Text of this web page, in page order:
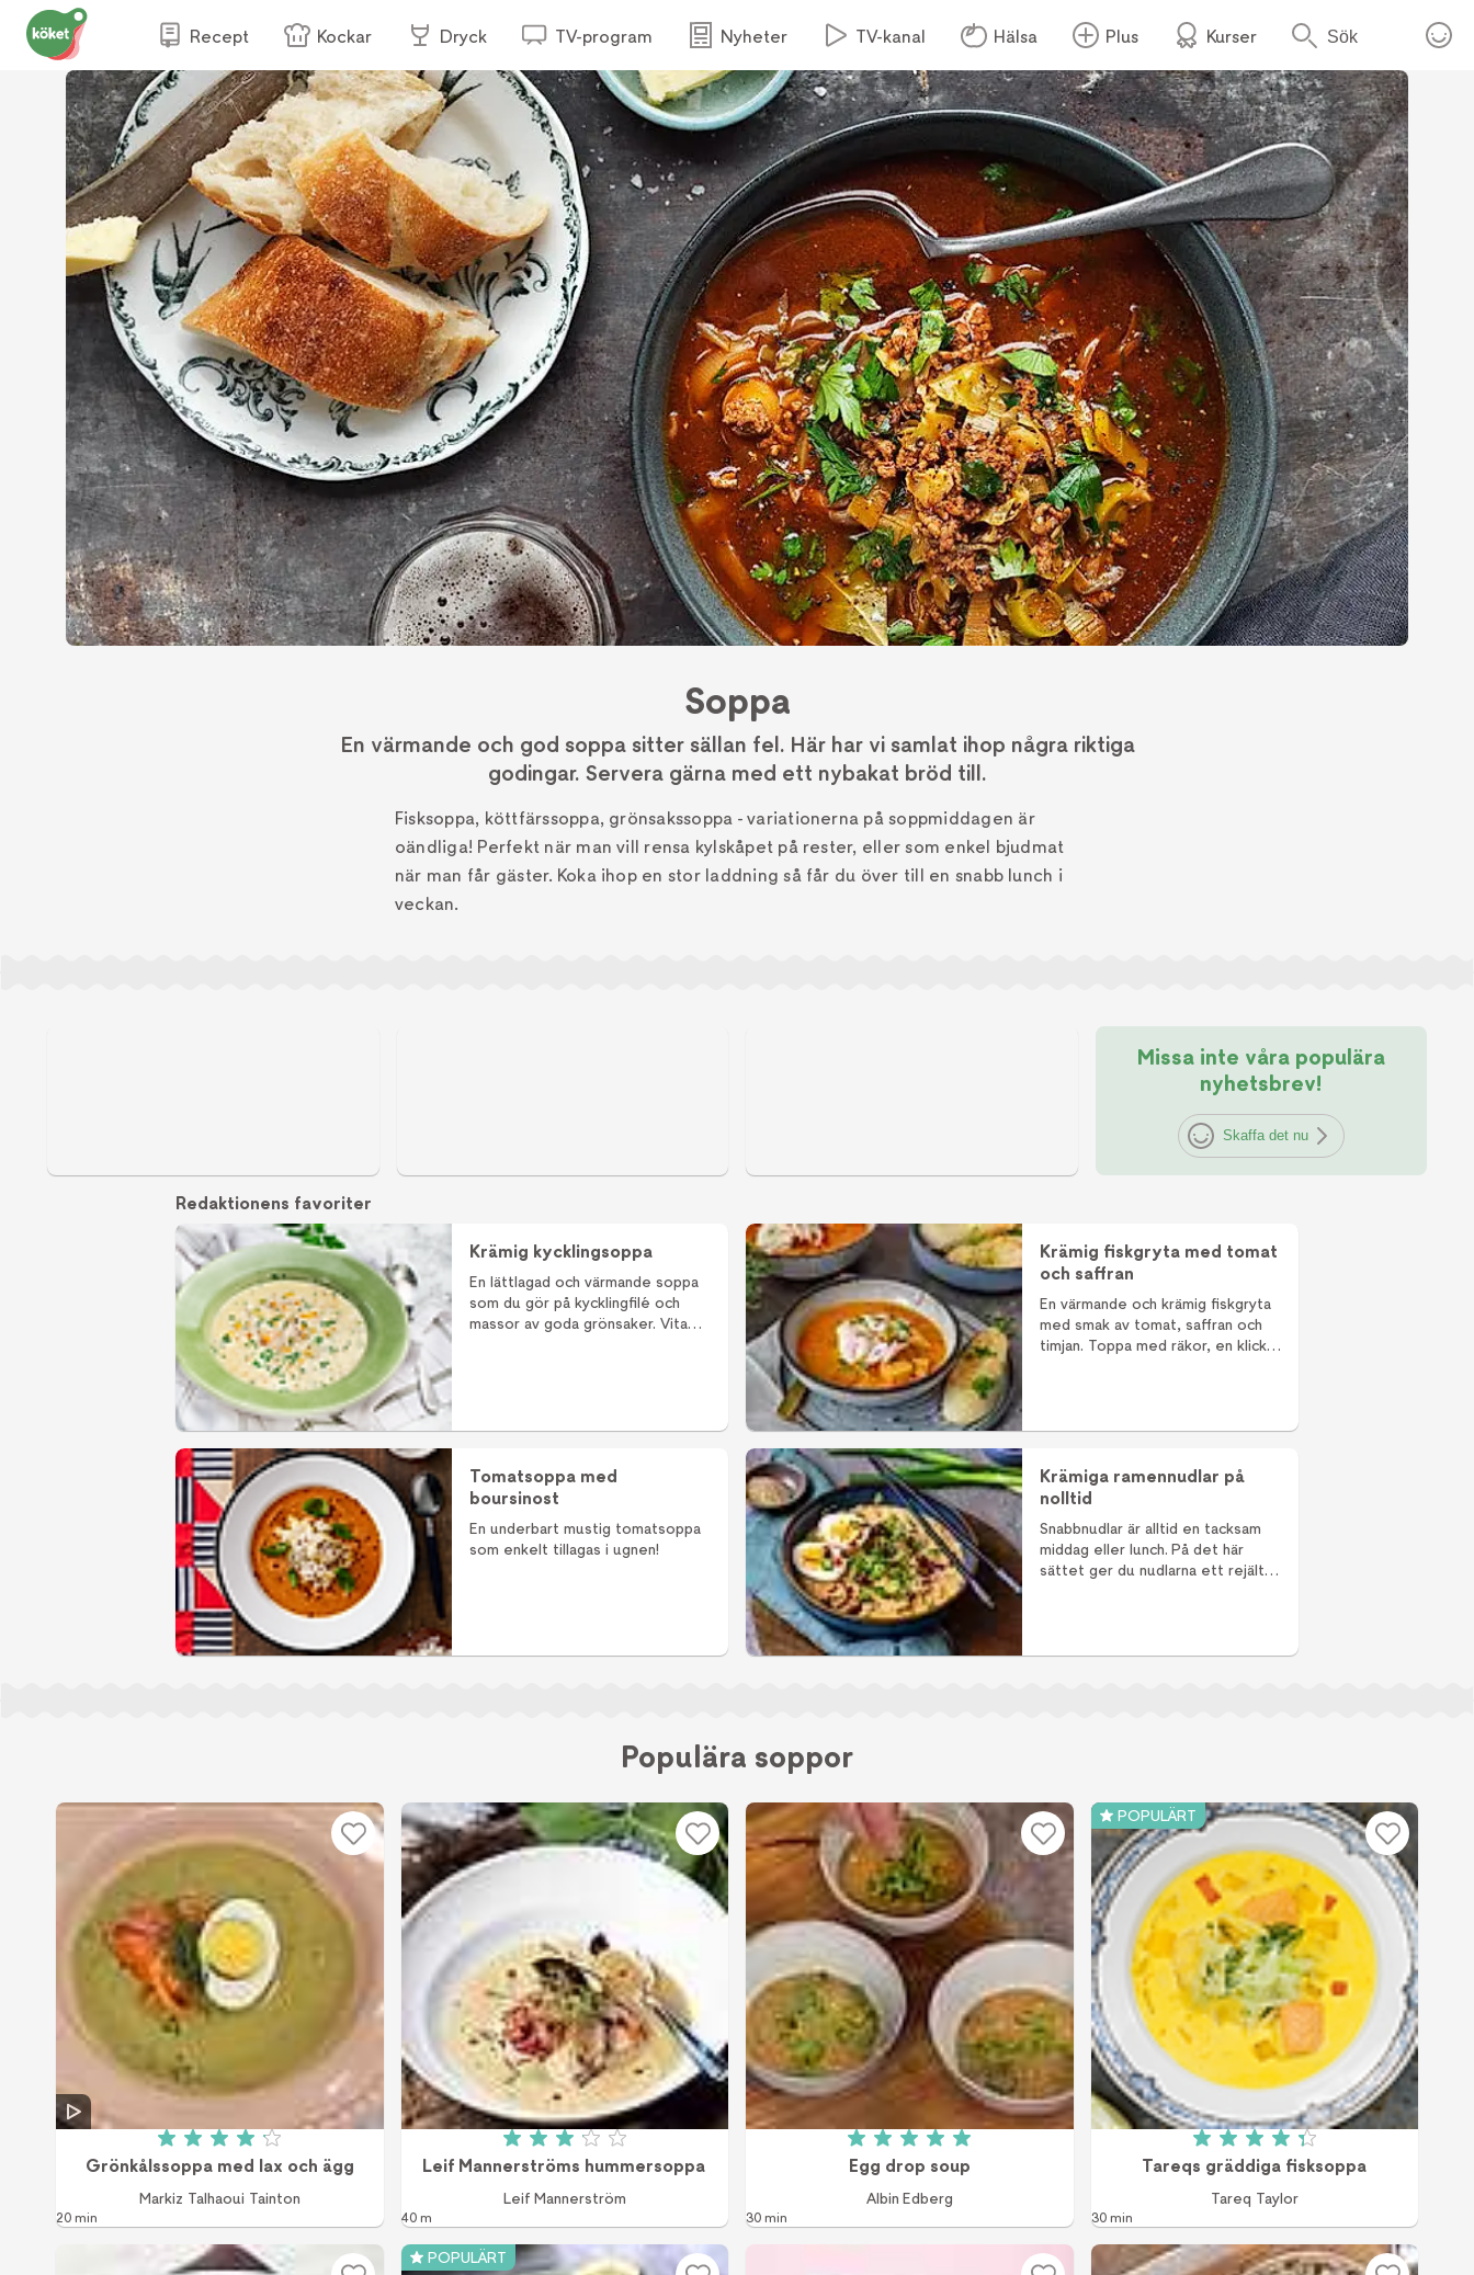
Recept Kockar Dryck TV-program Nyheter TV-kanal Hälsa Plus Kurser Sök
Soppa
En värmande och god soppa sitter sällan fel. Här har vi samlat ihop några riktiga
godingar. Servera gärna med ett nybakat bröd till.
Fisksoppa, köttfärssoppa, grönsakssoppa - variationerna på soppmiddagen är
oändliga! Perfekt när man vill rensa kylskåpet på rester, eller som enkel bjudmat
när man får gäster. Koka ihop en stor laddning så får du över till en snabb lunch i
veckan.
Missa inte våra populära
nyhetsbrev!
Skaffa det nu
Redaktionens favoriter
Krämig kycklingsoppa
En lättlagad och värmande soppa
som du gör på kycklingfilé och
massor av goda grönsaker. Vita
Krämig fiskgryta med tomat
och saffran
En värmande och krämig fiskgryta
med smak av tomat, saffran och
timjan. Toppa med räkor, en klick
Tomatsoppa med
boursinost
En underbart mustig tomatsoppa
som enkelt tillagas i ugnen!
Krämiga ramennudlar på
nolltid
Snabbnudlar är alltid en tacksam
middag eller lunch. På det här
sättet ger du nudlarna ett rejält
Populära soppor
Betyg: 4.1 av 5 (7 röster)
Grönkålssoppa med lax och ägg
Markiz Talhaoui Tainton
20 min
Betyg: 3.1 av 5 (485 röster)
Leif Mannerströms hummersoppa
Leif Mannerström
40 m
Betyg: 5 av 5 (1 röster)
Egg drop soup
Albin Edberg
30 min
POPULÄRT
Betyg: 4.3 av 5 (187 röster)
Tareqs gräddiga fisksoppa
Tareq Taylor
30 min
POPULÄRT